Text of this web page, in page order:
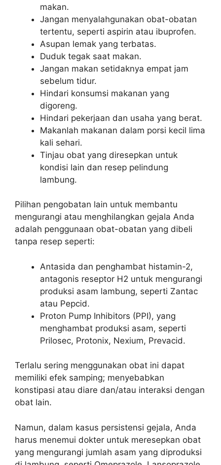
makan.
Jangan menyalahgunakan obat-obatan
tertentu, seperti aspirin atau ibuprofen.
Asupan lemak yang terbatas.
Duduk tegak saat makan.
Jangan makan setidaknya empat jam
sebelum tidur.
Hindari konsumsi makanan yang
digoreng.
Hindari pekerjaan dan usaha yang berat.
Makanlah makanan dalam porsi kecil lima
kali sehari.
Tinjau obat yang diresepkan untuk
kondisi lain dan resep pelindung
lambung.
Pilihan pengobatan lain untuk membantu
mengurangi atau menghilangkan gejala Anda
adalah penggunaan obat-obatan yang dibeli
tanpa resep seperti:
Antasida dan penghambat histamin-2,
antagonis reseptor H2 untuk mengurangi
produksi asam lambung, seperti Zantac
atau Pepcid.
Proton Pump Inhibitors (PPI), yang
menghambat produksi asam, seperti
Prilosec, Protonix, Nexium, Prevacid.
Terlalu sering menggunakan obat ini dapat
memiliki efek samping; menyebabkan
konstipasi atau diare dan/atau interaksi dengan
obat lain.
Namun, dalam kasus persistensi gejala, Anda
harus menemui dokter untuk meresepkan obat
yang mengurangi jumlah asam yang diproduksi